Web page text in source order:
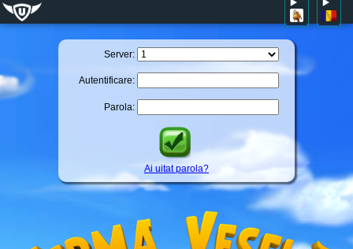
Server:
Autentificare:
Parola:
Ai uitat parola?